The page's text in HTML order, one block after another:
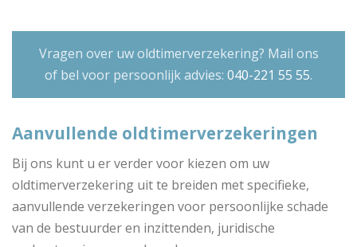
Vragen over uw oldtimerverzekering? Mail ons
of bel voor persoonlijk advies: 040-221 55 55.
Aanvullende oldtimerverzekeringen
Bij ons kunt u er verder voor kiezen om uw
oldtimerverzekering uit te breiden met specifieke,
aanvullende verzekeringen voor persoonlijke schade
van de bestuurder en inzittenden, juridische